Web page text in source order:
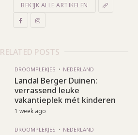
BEKIJK ALLE ARTIKELEN
RELATED POSTS
DROOMPLEKJES NEDERLAND
Landal Berger Duinen:
verrassend leuke
vakantieplek mét kinderen
1 week ago
DROOMPLEKJES NEDERLAND